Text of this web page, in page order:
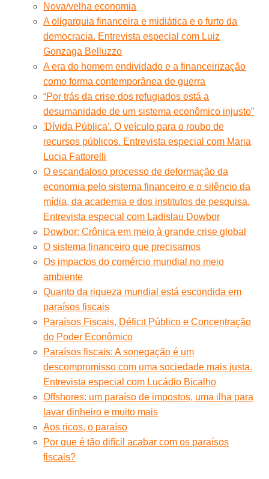
Nova/velha economia
A oligarquia financeira e midiática e o furto da
democracia. Entrevista especial com Luiz
Gonzaga Belluzzo
A era do homem endividado e a financeirização
como forma contemporânea de guerra
“Por trás da crise dos refugiados está a
desumanidade de um sistema econômico injusto”
'Dívida Pública'. O veículo para o roubo de
recursos públicos. Entrevista especial com Maria
Lucia Fattorelli
O escandaloso processo de deformação da
economia pelo sistema financeiro e o silêncio da
mídia, da academia e dos institutos de pesquisa.
Entrevista especial com Ladislau Dowbor
Dowbor: Crônica em meio à grande crise global
O sistema financeiro que precisamos
Os impactos do comércio mundial no meio
ambiente
Quanto da riqueza mundial está escondida em
paraísos fiscais
Paraísos Fiscais, Déficit Público e Concentração
do Poder Econômico
Paraísos fiscais: A sonegação é um
descompromisso com uma sociedade mais justa.
Entrevista especial com Lucá­dio Bicalho
Offshores: um paraíso de impostos, uma ilha para
lavar dinheiro e muito mais
Aos ricos, o paraíso
Por que é tão difícil acabar com os paraísos
fiscais?